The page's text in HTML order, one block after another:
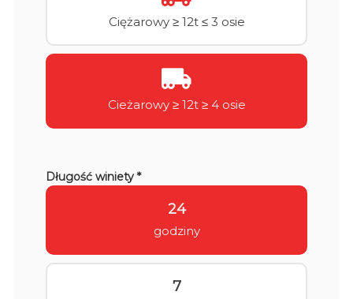
Ciężarowy ≥ 12t ≤ 3 osie
Cieżarowy ≥ 12t ≥ 4 osie
Długość winiety *
24
godziny
7